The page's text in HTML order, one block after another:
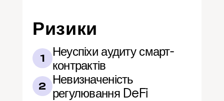
Ризики
1
Неуспіхи аудиту смарт-
контрактів
2
Невизначеність
регулювання DeFi